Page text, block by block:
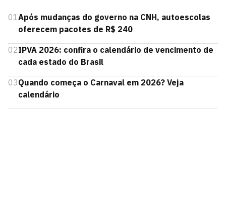
01Após mudanças do governo na CNH, autoescolas
oferecem pacotes de R$ 240
02IPVA 2026: confira o calendário de vencimento de
cada estado do Brasil
03Quando começa o Carnaval em 2026? Veja
calendário